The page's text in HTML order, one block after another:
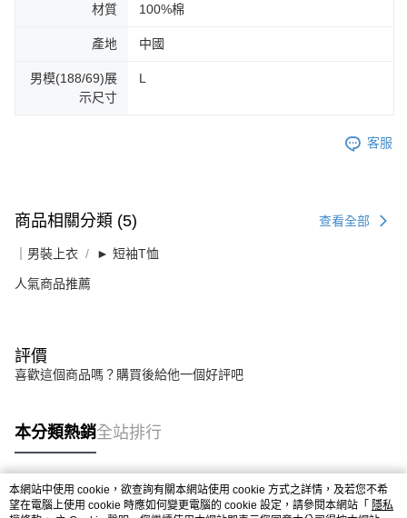
材質 100%棉
產地 中國
男模(188/69)展
示尺寸
L
客服
商品相關分類 (5) 查看全部
｜男裝上衣 ► 短袖T恤
人氣商品推薦
評價
喜歡這個商品嗎？購買後給他一個好評吧
本分類熱銷全站排行
熱門標籤
本網站中使用 cookie，欲查詢有關本網站使用 cookie 方式之詳情，及若您不希
望在電腦上使用 cookie 時應如何變更電腦的 cookie 設定，請參閱本網站「 隱私